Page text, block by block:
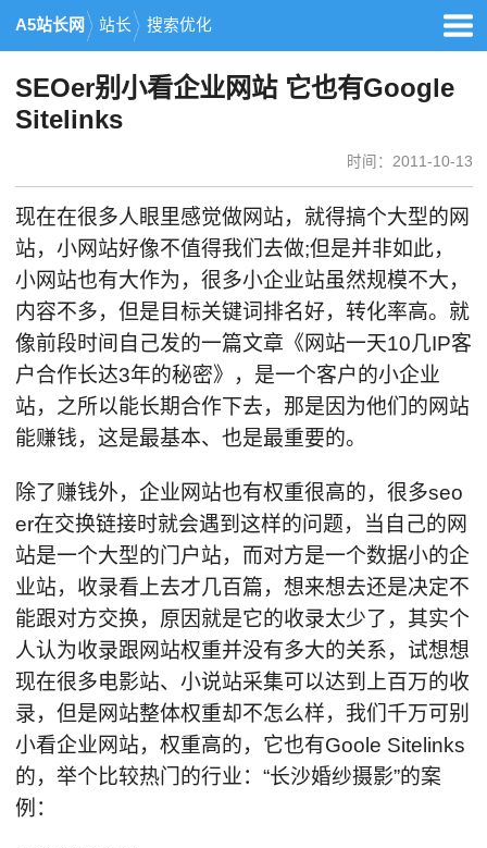
A5站长网 站长 搜索优化
SEOer别小看企业网站 它也有Google
Sitelinks
时间：2011-10-13
现在在很多人眼里感觉做网站，就得搞个大型的网
站，小网站好像不值得我们去做;但是并非如此，
小网站也有大作为，很多小企业站虽然规模不大，
内容不多，但是目标关键词排名好，转化率高。就
像前段时间自己发的一篇文章《网站一天10几IP客
户合作长达3年的秘密》，是一个客户的小企业
站，之所以能长期合作下去，那是因为他们的网站
能赚钱，这是最基本、也是最重要的。
除了赚钱外，企业网站也有权重很高的，很多seo
er在交换链接时就会遇到这样的问题，当自己的网
站是一个大型的门户站，而对方是一个数据小的企
业站，收录看上去才几百篇，想来想去还是决定不
能跟对方交换，原因就是它的收录太少了，其实个
人认为收录跟网站权重并没有多大的关系，试想想
现在很多电影站、小说站采集可以达到上百万的收
录，但是网站整体权重却不怎么样，我们千万可别
小看企业网站，权重高的，它也有Goole Sitelinks
的，举个比较热门的行业：“长沙婚纱摄影”的案
例：